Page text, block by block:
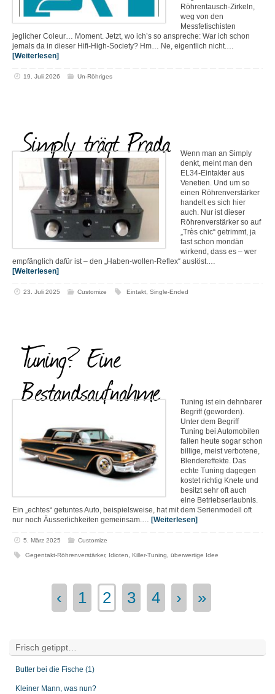
Röhrentausch-Zirkeln,
weg von den
Messfetischisten
jeglicher Coleur… Moment. Jetzt, wo ich’s so anspreche: War ich schon
jemals da in dieser Hifi-High-Society? Hm… Ne, eigentlich nicht.…
[Weiterlesen]
19. Juli 2026 Un-Röhriges
Simply trägt Prada
Wenn man an Simply
denkt, meint man den
EL34-Eintakter aus
Venetien. Und um so
einen Röhrenverstärker
handelt es sich hier
auch. Nur ist dieser
Röhrenverstärker so auf
„Très chic“ getrimmt, ja
fast schon mondän
wirkend, dass es – wer
empfänglich dafür ist – den „Haben-wollen-Reflex“ auslöst.…
[Weiterlesen]
23. Juli 2025 Customize Eintakt, Single-Ended
Tuning? Eine
Bestandsaufnahme
Tuning ist ein dehnbarer
Begriff (geworden).
Unter dem Begriff
Tuning bei Automobilen
fallen heute sogar schon
billige, meist verbotene,
Blendereffekte. Das
echte Tuning dagegen
kostet richtig Knete und
besitzt sehr oft auch
eine Betriebserlaubnis.
Ein „echtes“ getuntes Auto, beispielsweise, hat mit dem Serienmodell oft
nur noch Äusserlichkeiten gemeinsam.… [Weiterlesen]
5. März 2025 Customize
Gegentakt-Röhrenverstärker, Idioten,Killer-Tuning,überwertige Idee
‹ 1 2 3 4 › »
Frisch getippt…
Butter bei die Fische (1)
Kleiner Mann, was nun?